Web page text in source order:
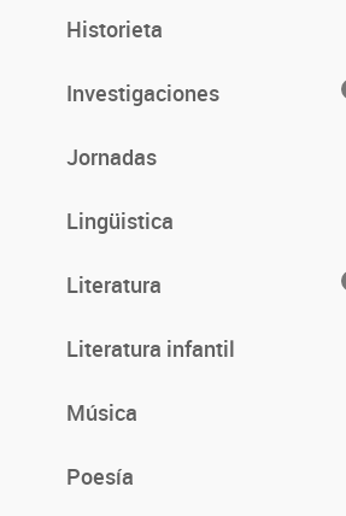
Historieta
Investigaciones
Jornadas
Lingüistica
Literatura
Literatura infantil
Música
Poesía